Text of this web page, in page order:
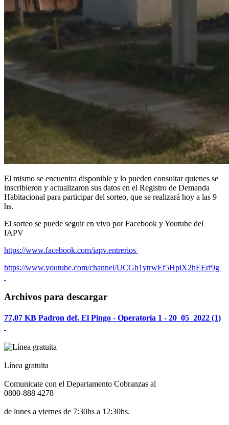
El mismo se encuentra disponible y lo pueden consultar quienes se
inscribieron y actualizaron sus datos en el Registro de Demanda
Habitacional para participar del sorteo, que se realizará hoy a las 9
hs.
El sorteo se puede seguir en vivo por Facebook y Youtube del
IAPV
https://www.facebook.com/iapv.entrerios
https://www.youtube.com/channel/UCGh1ytrwEf5HpiX2hEErf9g
Archivos para descargar
77,07 KB Padron def. El Pingo - Operatoria 1 - 20_05_2022 (1)
Línea gratuita
Comunicate con el Departamento Cobranzas al
0800-888 4278
de lunes a viernes de 7:30hs a 12:30hs.